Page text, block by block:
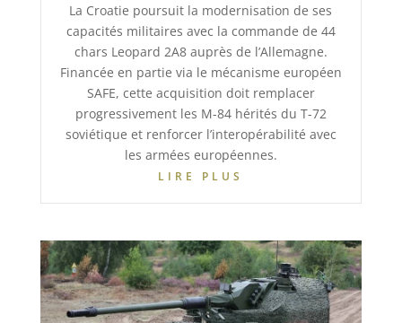
La Croatie poursuit la modernisation de ses
capacités militaires avec la commande de 44
chars Leopard 2A8 auprès de l’Allemagne.
Financée en partie via le mécanisme européen
SAFE, cette acquisition doit remplacer
progressivement les M-84 hérités du T-72
soviétique et renforcer l’interopérabilité avec
les armées européennes.
LIRE PLUS